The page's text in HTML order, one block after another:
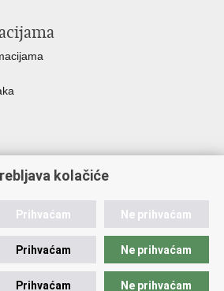
kolačiće
Prihvaćam Ne prihvaćam
Prihvaćam Ne prihvaćam
Prihvaćam Ne prihvaćam